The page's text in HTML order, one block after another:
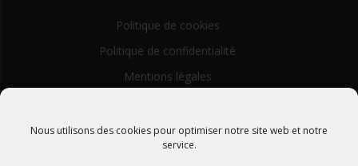
Nous utilisons des cookies pour optimiser notre site web et notre
service.
Politique de cookies
Politique de confidentialité
Mentions légales